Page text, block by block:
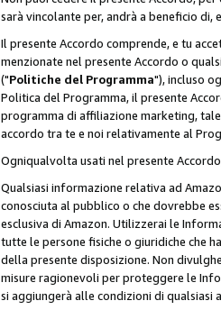
sarà vincolante per, andrà a beneficio
Il presente Accordo comprende, e tu
menzionate nel presente Accordo o
("Politiche del Programma"), incluso
Politica del Programma, il presente
programma di affiliazione marketing,
accordo tra te e noi relativamente al
Ogniqualvolta usati nel presente
Qualsiasi informazione relativa ad
conosciuta al pubblico o che dovrebbe
esclusiva di Amazon. Utilizzerai le
tutte le persone fisiche o giuridiche che
della presente disposizione. Non
misure ragionevoli per proteggere le
si aggiungerà alle condizioni di qualsiasi